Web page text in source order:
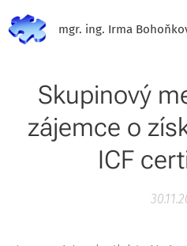
mgr. ing. Irma
Skupinový
zájemce o
ICF